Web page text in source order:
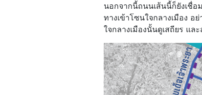
นอกจากนี้ถนนเส้นนี้ก็ยังเชื่
ทางเข้าโซนใจกลางเมือง อ
ใจกลางเมืองนั้นดูเสถียร แล